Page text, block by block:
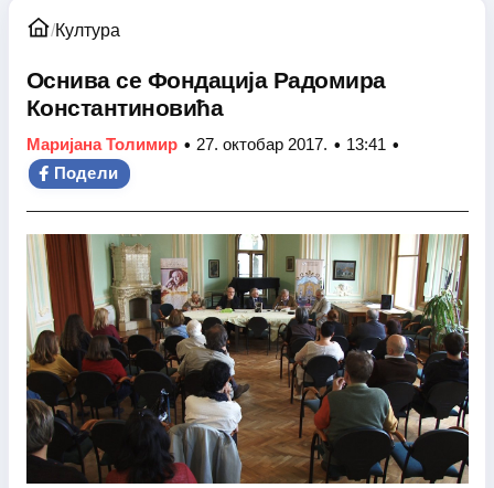
/Култура
Оснива се Фондација Радомира
Константиновића
Маријана Толимир • 27. октобар 2017. • 13:41 •
Подели